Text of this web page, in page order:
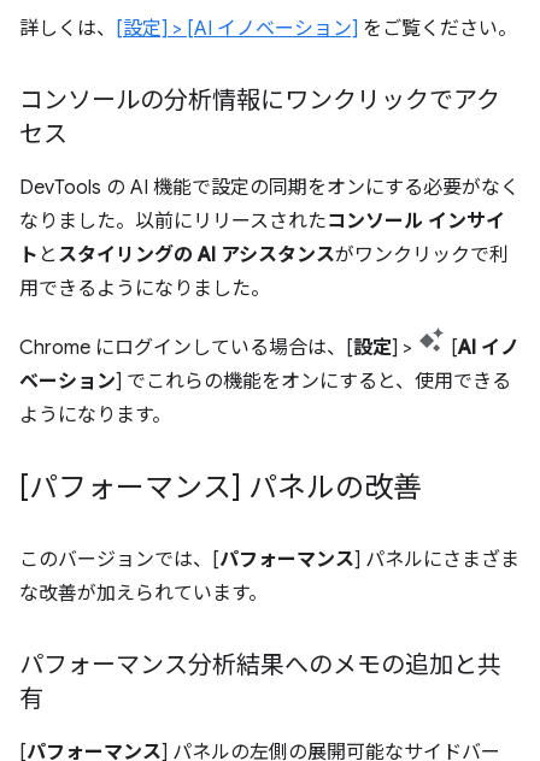
詳しくは、 [設定] > [AI イノベーション] をご覧ください。
コンソールの分析情報にワンクリックでアク
セス
DevTools の AI 機能で設定の同期をオンにする必要がなく
なりました。以前にリリースされたコンソール インサイ
ト と スタイリングの AI アシスタンスがワンクリックで利
用できるようになりました。
Chrome にログインしている場合は、[設定] > [AI イノ
ベーション] でこれらの機能をオンにすると、使用できる
ようになります。
[パフォーマンス] パネルの改善
このバージョンでは、[パフォーマンス] パネルにさまざま
な改善が加えられています。
パフォーマンス分析結果へのメモの追加と共
有
[パフォーマンス] パネルの左側の展開可能なサイドバー